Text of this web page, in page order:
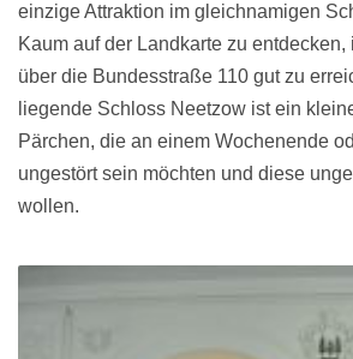
einzige Attraktion im gleichnamigen
Kaum auf der Landkarte zu entdecken,
über die Bundesstraße 110 gut zu
liegende Schloss Neetzow ist ein
Pärchen, die an einem Wochenende
ungestört sein möchten und diese
wollen.